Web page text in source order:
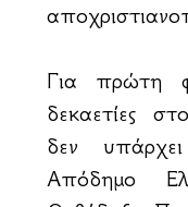
Για πρώτη
δεκαετίες
δεν
Απόδημο